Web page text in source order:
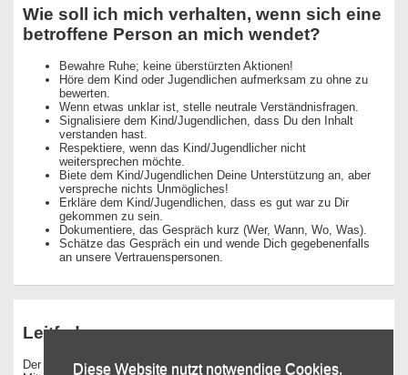
Diese Website nutzt notwendige Cookies,
Wie soll ich mich verhalten, wenn sich eine
betroffene Person an mich wendet?
Bewahre Ruhe; keine überstürzten Aktionen!
Höre dem Kind oder Jugendlichen aufmerksam zu ohne zu
bewerten.
Wenn etwas unklar ist, stelle neutrale Verständnisfragen.
Signalisiere dem Kind/Jugendlichen, dass Du den Inhalt
verstanden hast.
Respektiere, wenn das Kind/Jugendlicher nicht
weitersprechen möchte.
Biete dem Kind/Jugendlichen Deine Unterstützung an, aber
verspreche nichts Unmögliches!
Erkläre dem Kind/Jugendlichen, dass es gut war zu Dir
gekommen zu sein.
Dokumentiere, das Gespräch kurz (Wer, Wann, Wo, Was).
Schätze das Gespräch ein und wende Dich gegebenenfalls
an unsere Vertrauenspersonen.
Leitfaden
Der Leitfadendient allen Trainern/-innen, Übungsleitern/-innen und